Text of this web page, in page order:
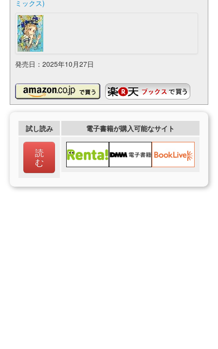
ミックス)
発売日：2025年10月27日
試し読み 電子書籍が購入可能なサイト
読
む